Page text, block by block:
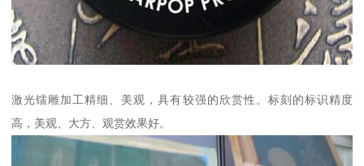
激光镭雕加工精细、美观，具有较强的欣赏性。标刻的标识精度
高，美观、大方、观赏效果好。